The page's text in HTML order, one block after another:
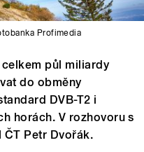
Profimedia
půl miliardy
do obměny
DVB-T2 i
horách. V rozhovoru s
ČT Petr Dvořák.